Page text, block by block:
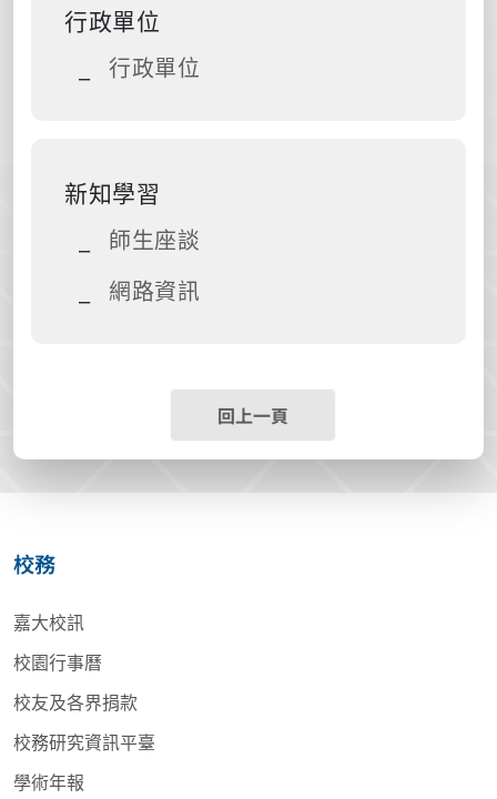
行政單位
行政單位
新知學習
師生座談
網路資訊
回上一頁
校務
嘉大校訊
校園行事曆
校友及各界捐款
校務研究資訊平臺
學術年報